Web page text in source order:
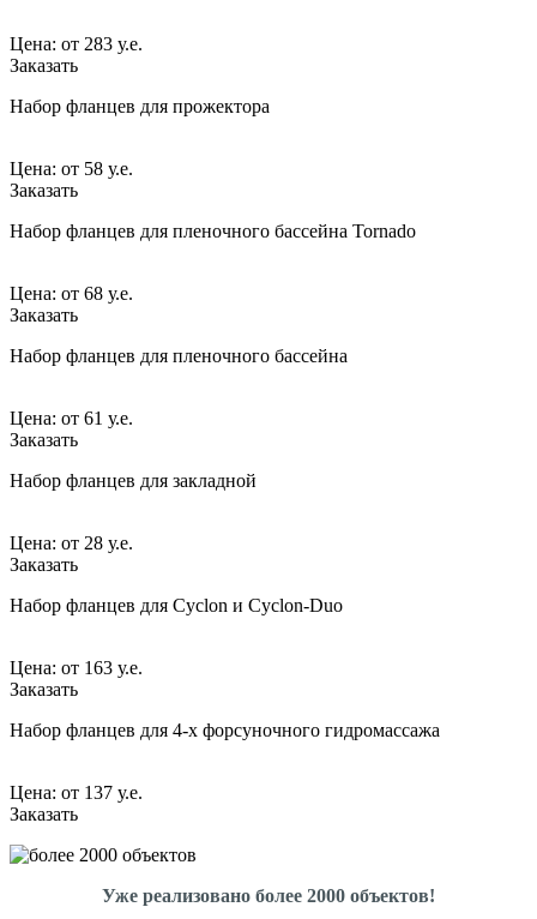
Цена: от 283 у.е.
Заказать
Набор фланцев для прожектора
Цена: от 58 у.е.
Заказать
Набор фланцев для пленочного бассейна Tornado
Цена: от 68 у.е.
Заказать
Набор фланцев для пленочного бассейна
Цена: от 61 у.е.
Заказать
Набор фланцев для закладной
Цена: от 28 у.е.
Заказать
Набор фланцев для Cyclon и Cyclon-Duo
Цена: от 163 у.е.
Заказать
Набор фланцев для 4-х форсуночного гидромассажа
Цена: от 137 у.е.
Заказать
Уже реализовано более 2000 объектов!